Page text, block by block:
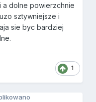
a dolne powierzchnie
sztywniejsze i
sie byc bardziej
1